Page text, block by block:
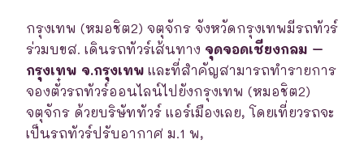
กรุงเทพ (หมอชิต2) จตุจักร จังหวัดกรุงเทพมีรถทัวร์
ร่วมบขส. เดินรถทัวร์เส้นทาง จุดจอดเชียงกลม –
กรุงเทพ จ.กรุงเทพ และที่สำคัญสามารถทำรายการ
จองตั๋วรถทัวร์ออนไลน์ไปยังกรุงเทพ (หมอชิต2)
จตุจักร ด้วยบริษัททัวร์ แอร์เมืองเลย, โดยเที่ยวรถจะ
เป็นรถทัวร์ปรับอากาศ ม.1 พ,